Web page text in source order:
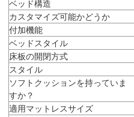
ベッド構造
カスタマイズ可能かどうか
付加機能
ベッドスタイル
床板の開閉方式
スタイル
ソフトクッションを持っていま
すか？
適用マットレスサイズ